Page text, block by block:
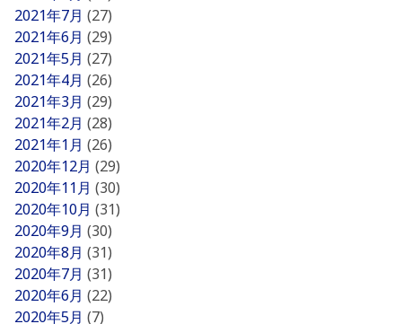
2021年7月 (27)
2021年6月 (29)
2021年5月 (27)
2021年4月 (26)
2021年3月 (29)
2021年2月 (28)
2021年1月 (26)
2020年12月 (29)
2020年11月 (30)
2020年10月 (31)
2020年9月 (30)
2020年8月 (31)
2020年7月 (31)
2020年6月 (22)
2020年5月 (7)